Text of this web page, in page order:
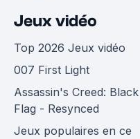
Jeux vidéo
Top 2026 Jeux vidéo
007 First Light
Assassin's Creed: Black
Flag - Resynced
Jeux populaires en ce